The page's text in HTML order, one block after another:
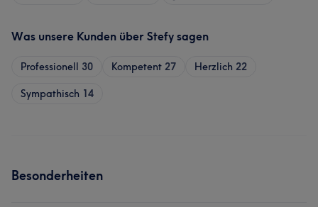
Was unsere Kunden über Stefy sagen
Professionell 30 Kompetent 27 Herzlich 22
Sympathisch 14
Besonderheiten